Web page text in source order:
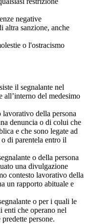
negative
altra sanzione, anche
o l'ostracismo
il segnalante nel
all’interno del medesimo
lavorativo della persona
denuncia o di colui che
e che sono legate ad
di parentela entro il
o della persona
una divulgazione
contesto lavorativo della
un rapporto abituale e
o per i quali le
enti che operano nel
persone.